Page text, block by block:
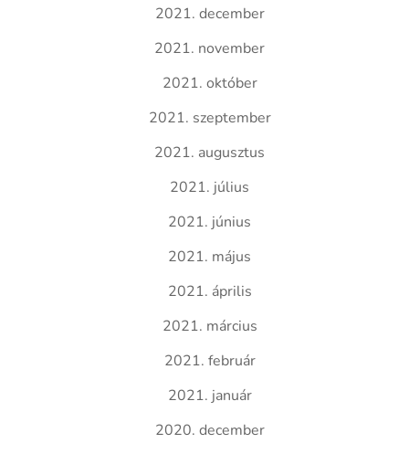
2021. december
2021. november
2021. október
2021. szeptember
2021. augusztus
2021. július
2021. június
2021. május
2021. április
2021. március
2021. február
2021. január
2020. december